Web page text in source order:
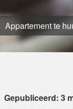
Appartement te
Gepubliceerd: 3